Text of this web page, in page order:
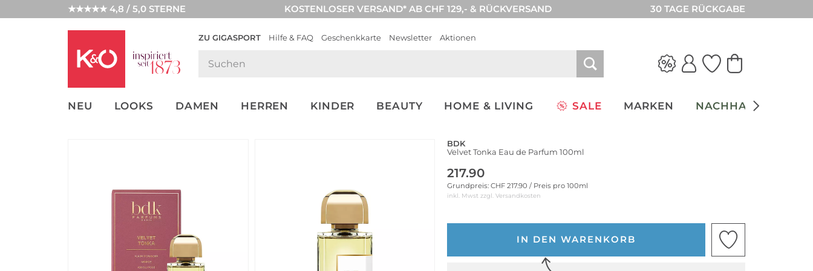
★★★★★ 4,8 / 5,0 STERNE KOSTENLOSER VERSAND* AB CHF 129,- & RÜCKVERSAND 30 TAGE RÜCKGABE
ZU GIGASPORT Hilfe & FAQ Geschenkkarte Newsletter Aktionen
NEU LOOKS DAMEN HERREN KINDER BEAUTY HOME & LIVING SALE MARKEN NACHHALTIGKEIT
NEW IN
WEDDING
BDK
Velvet Tonka Eau de Parfum 100ml
217.90
Grundpreis: CHF 217.90 / Preis pro 100ml
inkl. Mwst zzgl. Versandkosten
IN DEN WARENKORB